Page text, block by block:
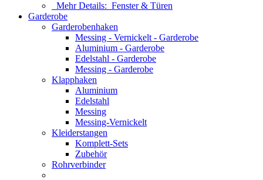
Mehr Details: Fenster & Türen
Garderobe
Garderobenhaken
Messing - Vernickelt - Garderobe
Aluminium - Garderobe
Edelstahl - Garderobe
Messing - Garderobe
Klapphaken
Aluminium
Edelstahl
Messing
Messing-Vernickelt
Kleiderstangen
Komplett-Sets
Zubehör
Rohrverbinder